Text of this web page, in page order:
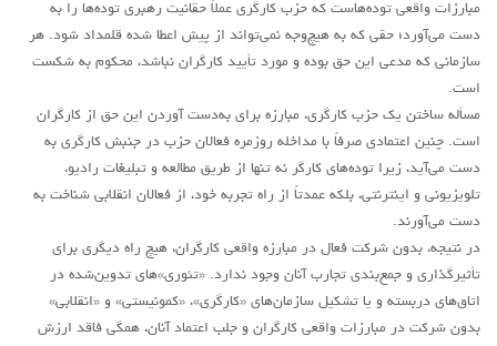
مبارزات واقعی توده‌هاست که حزب کارگری عملاً حقانیت رهبری توده‌ها را به
دست می‌آورد؛ حقی که به هیچ‌وجه نمی‌تواند از پیش اعطا شده قلمداد شود. هر
سازمانی که مدعی این حق بوده و مورد تأیید کارگران نباشد، محکوم به شکست
است.
مسأله ساختن یک حزب کارگری، مبارزه برای به‌دست آوردن این حق از کارگران
است. چنین اعتمادی صرفاً با مداخله روزمره فعالان حزب در جنبش کارگری به
دست می‌آید، زیرا توده‌های کارگر نه تنها از طریق مطالعه و تبلیغات رادیو،
تلویزیونی و اینترنتی، بلکه عمدتاً از راه تجربه خود، از فعالان انقلابی شناخت به
دست می‌آورند.
در نتیجه، بدون شرکت فعال در مبارزه واقعی کارگران، هیچ راه دیگری برای
تأثیرگذاری و جمع‌بندی تجارب آنان وجود ندارد. «تئوری»های تدوین‌شده در
اتاق‌های دربسته و یا تشکیل سازمان‌های «کارگری»، «کمونیستی» و «انقلابی»
بدون شرکت در مبارزات واقعی کارگران و جلب اعتماد آنان، همگی فاقد ارزش